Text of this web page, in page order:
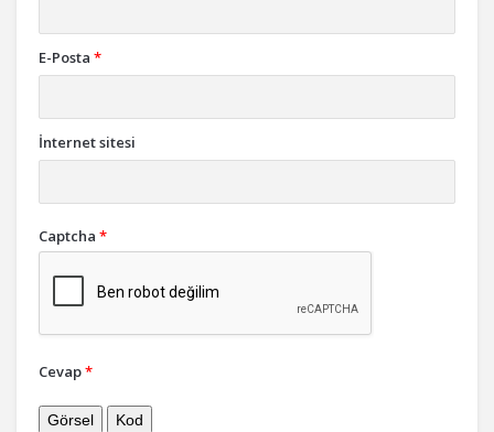
E-Posta *
İnternet sitesi
Captcha *
Cevap*
Görsel Kod